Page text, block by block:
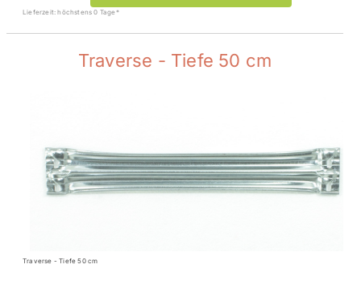
Lieferzeit: höchstens 0 Tage*
Traverse - Tiefe 50 cm
Traverse - Tiefe 50 cm